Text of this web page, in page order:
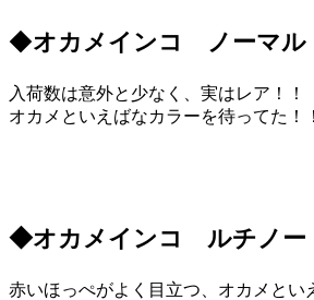
◆オカメインコ ノーマル
入荷数は意外と少なく、実はレア！！
オカメといえばなカラーを待ってた
◆オカメインコ ルチノー
赤いほっぺがよく目立つ、オカメとい